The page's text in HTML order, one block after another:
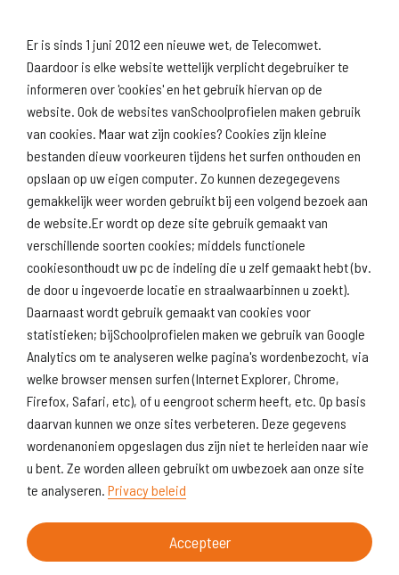
Er is sinds 1 juni 2012 een nieuwe wet, de Telecomwet.
Daardoor is elke website wettelijk verplicht degebruiker te
informeren over 'cookies' en het gebruik hiervan op de
website. Ook de websites vanSchoolprofielen maken gebruik
van cookies. Maar wat zijn cookies? Cookies zijn kleine
bestanden dieuw voorkeuren tijdens het surfen onthouden en
opslaan op uw eigen computer. Zo kunnen dezegegevens
gemakkelijk weer worden gebruikt bij een volgend bezoek aan
de website.Er wordt op deze site gebruik gemaakt van
verschillende soorten cookies; middels functionele
cookiesonthoudt uw pc de indeling die u zelf gemaakt hebt (bv.
de door u ingevoerde locatie en straalwaarbinnen u zoekt).
Daarnaast wordt gebruik gemaakt van cookies voor
statistieken; bijSchoolprofielen maken we gebruik van Google
Analytics om te analyseren welke pagina's wordenbezocht, via
welke browser mensen surfen (Internet Explorer, Chrome,
Firefox, Safari, etc), of u eengroot scherm heeft, etc. Op basis
daarvan kunnen we onze sites verbeteren. Deze gegevens
wordenanoniem opgeslagen dus zijn niet te herleiden naar wie
u bent. Ze worden alleen gebruikt om uwbezoek aan onze site
te analyseren. Privacy beleid
Accepteer
Persoon- en talentontwikkeling
Volgende onderwerp: Deze school
Download schoolprofiel